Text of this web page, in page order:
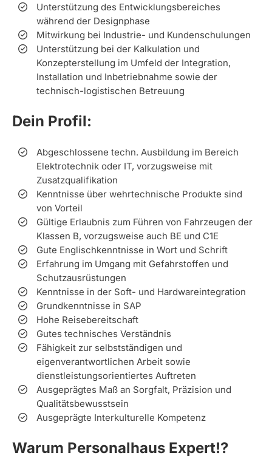
Unterstützung des Entwicklungsbereiches
während der Designphase
Mitwirkung bei Industrie- und Kundenschulungen
Unterstützung bei der Kalkulation und
Konzepterstellung im Umfeld der Integration,
Installation und Inbetriebnahme sowie der
technisch-logistischen Betreuung
Dein Profil:
Abgeschlossene techn. Ausbildung im Bereich
Elektrotechnik oder IT, vorzugsweise mit
Zusatzqualifikation
Kenntnisse über wehrtechnische Produkte sind
von Vorteil
Gültige Erlaubnis zum Führen von Fahrzeugen der
Klassen B, vorzugsweise auch BE und C1E
Gute Englischkenntnisse in Wort und Schrift
Erfahrung im Umgang mit Gefahrstoffen und
Schutzausrüstungen
Kenntnisse in der Soft- und Hardwareintegration
Grundkenntnisse in SAP
Hohe Reisebereitschaft
Gutes technisches Verständnis
Fähigkeit zur selbstständigen und
eigenverantwortlichen Arbeit sowie
dienstleistungsorientiertes Auftreten
Ausgeprägtes Maß an Sorgfalt, Präzision und
Qualitätsbewusstsein
Ausgeprägte Interkulturelle Kompetenz
Warum Personalhaus Expert!?